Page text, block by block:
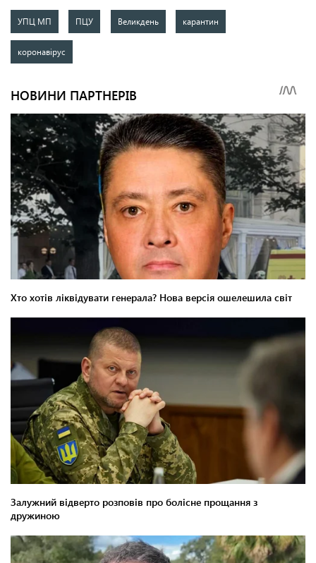
УПЦ МП ПЦУ Великдень карантин
коронавірус